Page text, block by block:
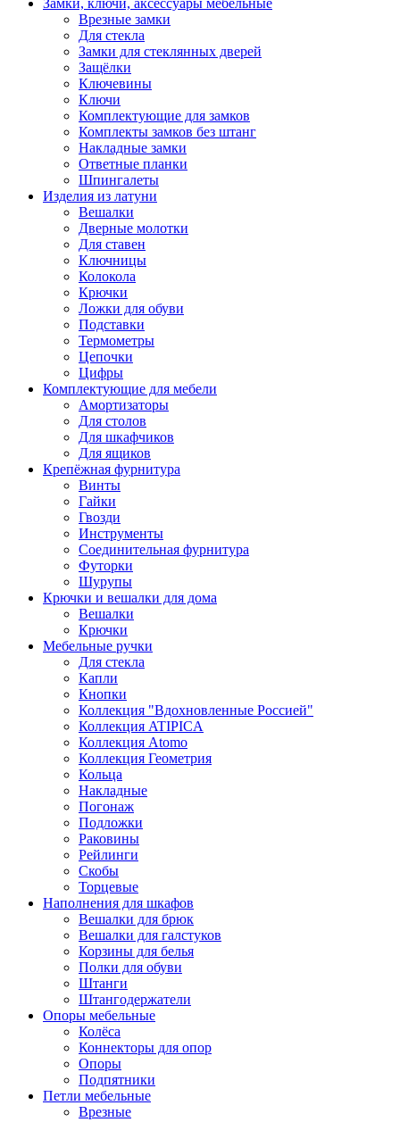
Врезные замки
Для стекла
Замки для стеклянных дверей
Защёлки
Ключевины
Ключи
Комплектующие для замков
Комплекты замков без штанг
Накладные замки
Ответные планки
Шпингалеты
Изделия из латуни
Вешалки
Дверные молотки
Для ставен
Ключницы
Колокола
Крючки
Ложки для обуви
Подставки
Термометры
Цепочки
Цифры
Комплектующие для мебели
Амортизаторы
Для столов
Для шкафчиков
Для ящиков
Крепёжная фурнитура
Винты
Гайки
Гвозди
Инструменты
Соединительная фурнитура
Футорки
Шурупы
Крючки и вешалки для дома
Вешалки
Крючки
Мебельные ручки
Для стекла
Капли
Кнопки
Коллекция "Вдохновленные Россией"
Коллекция ATIPICA
Коллекция Atomo
Коллекция Геометрия
Кольца
Накладные
Погонаж
Подложки
Раковины
Рейлинги
Скобы
Торцевые
Наполнения для шкафов
Вешалки для брюк
Вешалки для галстуков
Корзины для белья
Полки для обуви
Штанги
Штангодержатели
Опоры мебельные
Колёса
Коннекторы для опор
Опоры
Подпятники
Петли мебельные
Врезные